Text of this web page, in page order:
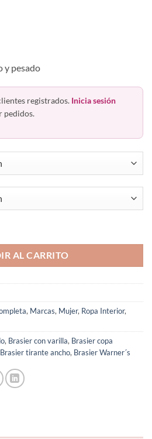
y pesado
registrados. Inicia sesión
pedidos.
AL CARRITO
, Marcas, Mujer, Ropa Interior,
, Brasier con varilla, Brasier copa
Brasier tirante ancho, Brasier Warner´s